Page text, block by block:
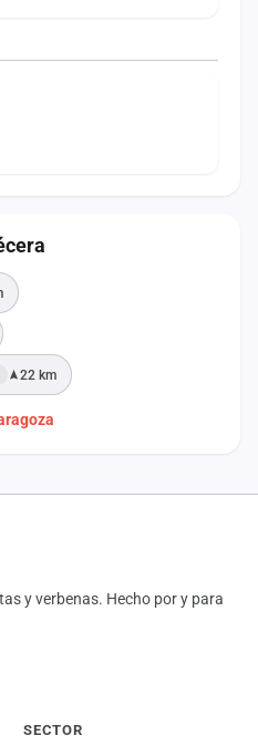
22 km
y verbenas. Hecho por y para
SECTOR